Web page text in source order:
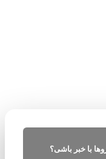
با خبر باشی؟